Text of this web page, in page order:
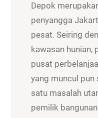
Depok
penyangga
pesat. Seiring
kawasan hunian,
pusat
yang muncul
satu masalah
pemilik